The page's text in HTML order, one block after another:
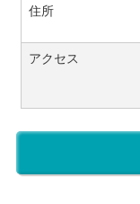
住所
アクセス